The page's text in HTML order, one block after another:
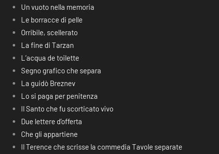
Un vuoto nella memoria
Le borracce di pelle
Orribile, scellerato
La fine di Tarzan
L’acqua de toilette
Segno grafico che separa
La guidò Breznev
Lo si paga per penitenza
Il Santo che fu scorticato vivo
Due lettere d’offerta
Che gli appartiene
Il Terence che scrisse la commedia Tavole separate